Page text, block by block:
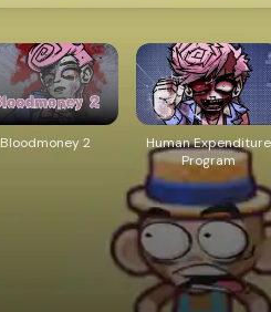
Bloodmoney 2
Human Expenditure
Program